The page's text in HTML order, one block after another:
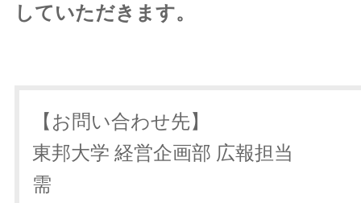
していただきます。
【お問い合わせ先】
東邦大学 経営企画部 広報
需